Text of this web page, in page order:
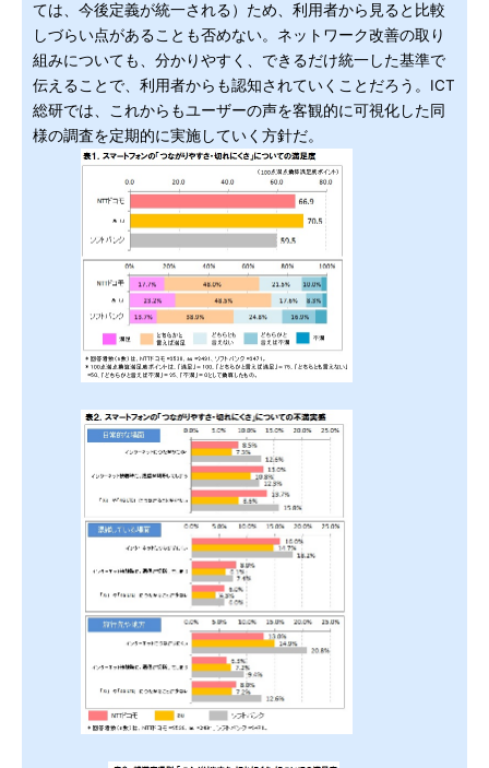
ては、今後定義が統一される）ため、利用者から見ると比較
しづらい点があることも否めない。ネットワーク改善の取り
組みについても、分かりやすく、できるだけ統一した基準で
伝えることで、利用者からも認知されていくことだろう。ICT
総研では、これからもユーザーの声を客観的に可視化した同
様の調査を定期的に実施していく方針だ。